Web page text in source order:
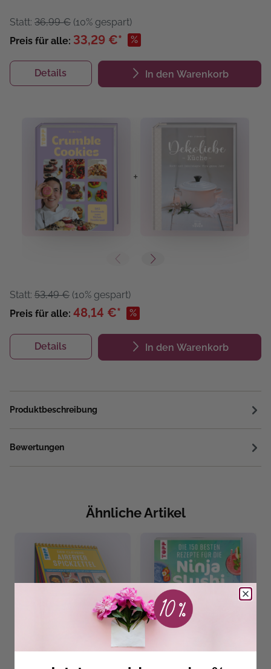
Statt: 36,99 € (10% gespart)
Preis für alle: 33,29 €* %
Details In den Warenkorb
+
Statt: 53,49 € (10% gespart)
Preis für alle: 48,14 €* %
Details In den Warenkorb
Produktbeschreibung
Bewertungen
Ähnliche Artikel